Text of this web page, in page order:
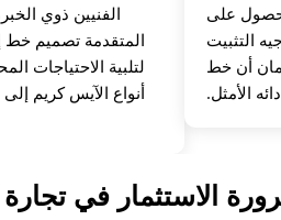
الفنيين ذوي
المتقدمة تصميم خط
لتلبية الاحتياجات
أنواع الآيس كريم
على
التثبيت
أن خط
الأمثل.
الاستثمار في